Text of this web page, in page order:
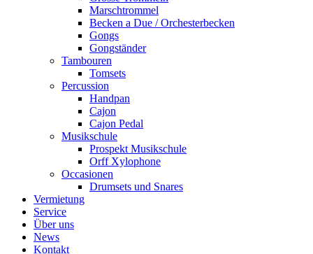
Marschtrommel
Becken a Due / Orchester­becken
Gongs
Gongständer
Tambouren
Tomsets
Percussion
Handpan
Cajon
Cajon Pedal
Musikschule
Prospekt Musikschule
Orff Xylophone
Occasionen
Drumsets und Snares
Vermietung
Service
Über uns
News
Kontakt